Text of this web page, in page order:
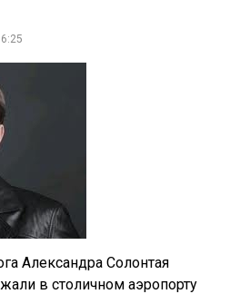
Александра Солонтая
в столичном аэропорту